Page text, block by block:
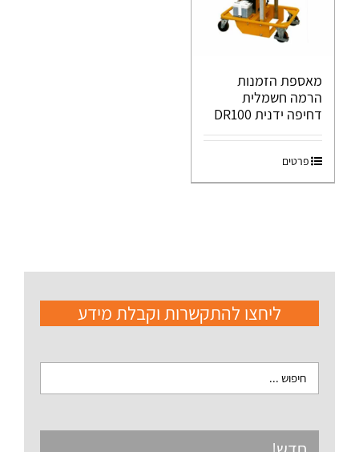
מאספת הזמנות
הרמה חשמלית
דחיפה ידנית DR100
פרטים
ליחצו להתקשרות וקבלת מידע